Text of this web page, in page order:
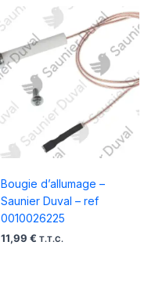
Bougie d’allumage –
Saunier Duval – ref
0010026225
11,99 € T.T.C.